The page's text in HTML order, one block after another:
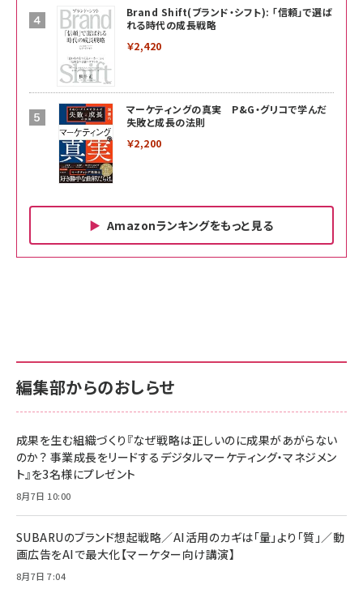
Brand Shift(ブランド・シフト): 「信頼」で選ば
れる時代の成長戦略
￥2,420
マーケティングの真実 P&G・グリコで学んだ
失敗と成長の法則
￥2,200
Amazonランキングをもっと見る
￥880
anan(アンアン)2026/06/24号 No.2500増刊
スペシャルエディション[王道エンタメの矜持／
￥1,100
anan(アンアン)2026/07/08号 No.2502[2026
￥880
ママ投資家が育休中に１億貯めた株式投資
サポート正規品 メーカー保証5年 KLMEA128G
NIMASO ガラスフィルム iPhone 17 用 保護フィ
すい ガイド枠付き いPhone17 (6.3インチ) 対応
2枚セット DSP25F1698
￥1,599
￥6,980
サポート正規品 メーカー保証5年 KLMEA128G
Amazon eギフトカード - Amazonロゴ - クラ
￥5,000
Anker PowerLine III Flow USB-C & USB-C
Pro/Air 各種対応 (1.8m ミッドナイトブラック)
￥1,890
編集部からのおしらせ
成果を生む組織づくり『なぜ戦略は正しいのに成果があがらない
のか？ 事業成長をリードするデジタルマーケティング・マネジメン
ト』を3名様にプレゼント
8月7日 10:00
SUBARUのブランド想起戦略／AI活用のカギは「量」より「質」／動
画広告をAIで最大化【マーケター向け講演】
8月7日 7:04